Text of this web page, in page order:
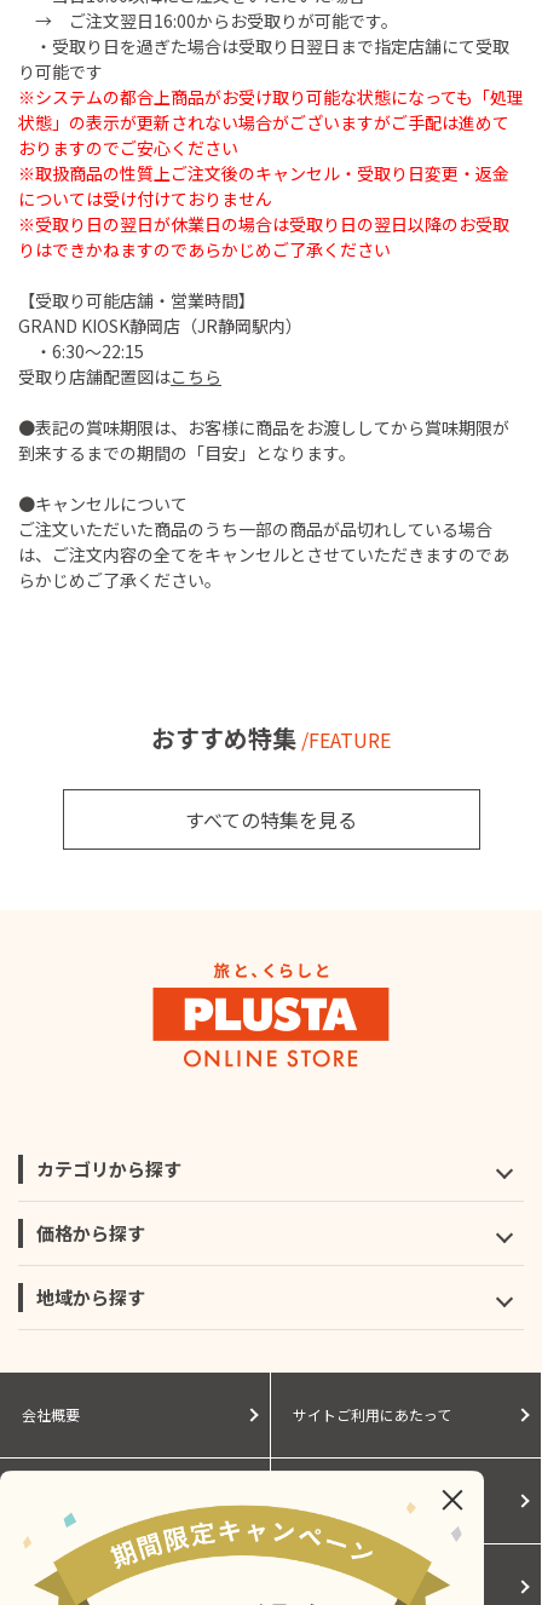
→ ご注文翌日16:00からお受取りが可能です。
・受取り日を過ぎた場合は受取り日翌日まで指定店舗にて受取
り可能です
※システムの都合上商品がお受け取り可能な状態になっても「処理
状態」の表示が更新されない場合がございますがご手配は進めて
おりますのでご安心ください
※取扱商品の性質上ご注文後のキャンセル・受取り日変更・返金
については受け付けておりません
※受取り日の翌日が休業日の場合は受取り日の翌日以降のお受取
りはできかねますのであらかじめご了承ください
【受取り可能店舗・営業時間】
GRAND KIOSK静岡店（JR静岡駅内）
・6:30～22:15
受取り店舗配置図はこちら
●表記の賞味期限は、お客様に商品をお渡ししてから賞味期限が
到来するまでの期間の「目安」となります。
●キャンセルについて
ご注文いただいた商品のうち一部の商品が品切れしている場合
は、ご注文内容の全てをキャンセルとさせていただきますのであ
らかじめご了承ください。
おすすめ特集 /FEATURE
すべての特集を見る
カテゴリから探す
価格から探す
地域から探す
会社概要 サイトご利用にあたって
Cookieポリシー ご利用規約